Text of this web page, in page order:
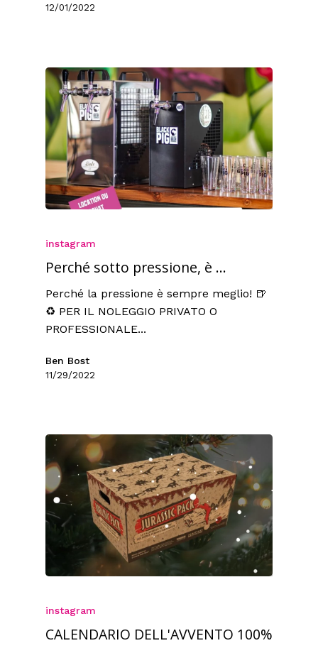
12/01/2022
instagram
Perché sotto pressione, è ...
Perché la pressione è sempre meglio! 🍺
♻️ PER IL NOLEGGIO PRIVATO O
PROFESSIONALE...
Ben Bost
11/29/2022
instagram
CALENDARIO DELL'AVVENTO 100%